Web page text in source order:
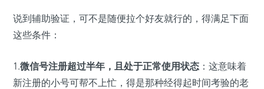
说到辅助验证，可不是随便拉个好友就行的，得满足下面
这些条件：
1.微信号注册超过半年，且处于正常使用状态 ：这意味着
新注册的小号可帮不上忙，得是那种经得起时间考验的老